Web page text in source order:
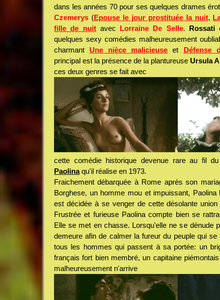
dans les années 70 pour ses quelques drames
Czemerys (Epouse le jour prostituée la nuit,
fille de nuitavec Lorraine De Selle. Rossati
quelques sexy comédies malheureusement
charmant Une nièce malicieuse et Défense
principal est la présence de la plantureuse Ursula
ces deux genres se fait avec
cette comédie historique devenue rare au fil
Paolinaqu'il réalise en 1973.
Fraichement débarquée à Rome après son
Borghese, un homme mou et impuissant,
est décidée à se venger de cette désolante
Frustrée et furieuse Paolina compte bien se
Elle se met en chasse. Lorsqu'elle ne se dénude
demeure afin de calmer la fureur du peuple qui
tous les hommes qui passent à sa portée: un
français fort bien membré, un capitaine
malheureusement n'arrive